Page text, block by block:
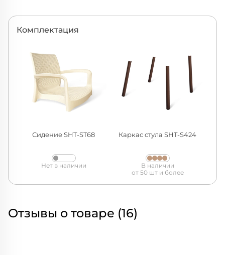
Комплектация
Сидение SHT-ST68
Нет в наличии
Каркас стула SHT-S424
В наличии
от 50 шт и более
Отзывы о товаре (16)